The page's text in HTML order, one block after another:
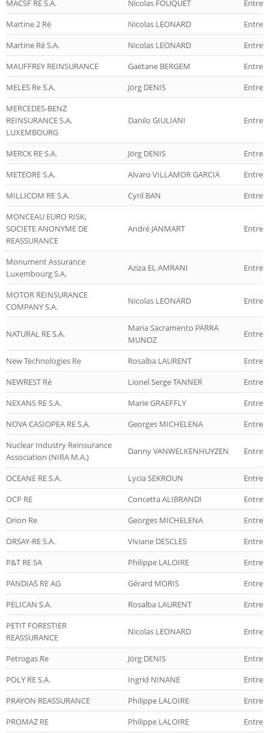
MACSF RE S.A.
Nicolas FOUQUET
Martine 2 Ré
Nicolas LEONARD
Martine Ré S.A.
Nicolas LEONARD
MAUFFREY REINSURANCE
Gaëtane BERGEM
MELES Re S.A.
Jörg DENIS
MERCEDES-BENZ
REINSURANCE S.A.
LUXEMBOURG
Danilo GIULIANI
MERCK RE S.A. Jörg DENIS
METEORE S.A.
Alvaro VILLAMOR GARCIA
MILLICOM RE S.A.
Cyril BAN
MONCEAU EURO RISK,
SOCIETE ANONYME DE
REASSURANCE
André JANMART
Monument Assurance
Luxembourg S.A.
Aziza EL AMRANI
MOTOR REINSURANCE
COMPANY S.A.
Nicolas LEONARD
NATURAL RE S.A.
Maria Sacramento PARRA
MUNOZ
New Technologies Re Rosalba LAURENT
NEWREST Ré
Lionel Serge TANNER
NEXANS RE S.A.
Marie GRAEFFLY
NOVA CASIOPEA RE S.A.
Georges MICHELENA
Nuclear Industry Reinsurance
Association (NIRA M.A.)
Danny VANWELKENHUYZEN
OCEANE RE S.A. Lycia SEKROUN
OCP RE
Concetta ALIBRANDI
Orion Re
Georges MICHELENA
ORSAY-RE S.A.
Viviane DESCLES
P&T RE SA
Philippe LALOIRE
PANDIAS RE AG
Gérard MORIS
PELICAN S.A.
Rosalba LAURENT
PETIT FORESTIER
REASSURANCE
Nicolas LEONARD
Petrogas Re Jörg DENIS
POLY RE S.A.
Ingrid NINANE
PRAYON REASSURANCE
Philippe LALOIRE
PROMAZ RE
Philippe LALOIRE